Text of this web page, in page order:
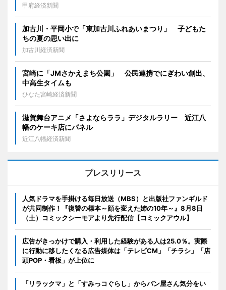
甲府経済新聞
加古川・平岡小で「東加古川ふれあいまつり」 子どもた
ちの夏の思い出に
加古川経済新聞
宮崎に「JMさかえまち公園」 公民連携でにぎわい創出、
中高生タイムも
ひなた宮崎経済新聞
滋賀舞台アニメ「さよならララ」デジタルラリー 近江八
幡のケーキ店にパネル
近江八幡経済新聞
プレスリリース
人気ドラマを手掛ける毎日放送（MBS）と出版社ファンギルド
が共同制作！『復讐の標本～顔を変えた姉の10年～』8月8日
（土）コミックシーモアより先行配信【コミックアウル】
広告がきっかけで購入・利用した経験がある人は25.0％。実際
に行動に移したくなる広告媒体は「テレビCM」「チラシ」「店
頭POP・看板」が上位に
「リラックマ」と「すみっコぐらし」からパン屋さん気分をい